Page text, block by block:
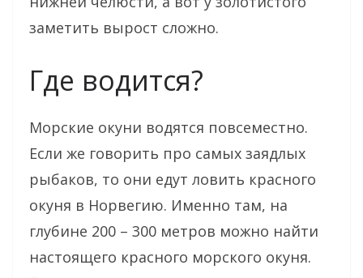
заметить вырост сложно.
Где водится?
Морские окуни водятся повсеместно.
Если же говорить про самых заядлых
рыбаков, то они едут ловить красного
окуня в Норвегию. Именно там, на
глубине 200 – 300 метров можно найти
настоящего красного морского окуня.